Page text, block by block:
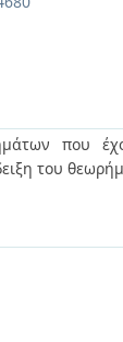
που
του